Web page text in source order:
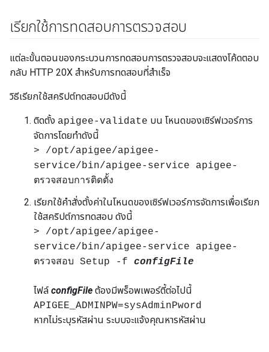
เรียกใช้การทดสอบการตรวจสอบ
แต่ละขั้นตอนของกระบวนการทดสอบการตรวจสอบจะแสดงโค้ดตอบ
กลับ HTTP 20X สำหรับการทดสอบที่สำเร็จ
วิธีเรียกใช้สคริปต์ทดสอบมีดังนี้
ติดตั้ง apigee-validate บน โหนดของเซิร์ฟเวอร์การ
จัดการโดยทำดังนี้
> /opt/apigee/apigee-
service/bin/apigee-service apigee-
ตรวจสอบการติดตั้ง
เรียกใช้คำสั่งตั้งค่าในโหนดของเซิร์ฟเวอร์การจัดการเพื่อเรียก
ใช้สคริปต์การทดสอบ ดังนี้
> /opt/apigee/apigee-
service/bin/apigee-service apigee-
ตรวจสอบ Setup -f configFile
ไฟล์ configFile ต้องมีพร็อพเพอร์ตี้ต่อไปนี้
APIGEE_ADMINPW=sysAdminPword
หากไม่ระบุรหัสผ่าน ระบบจะแจ้งคุณหารหัสผ่าน